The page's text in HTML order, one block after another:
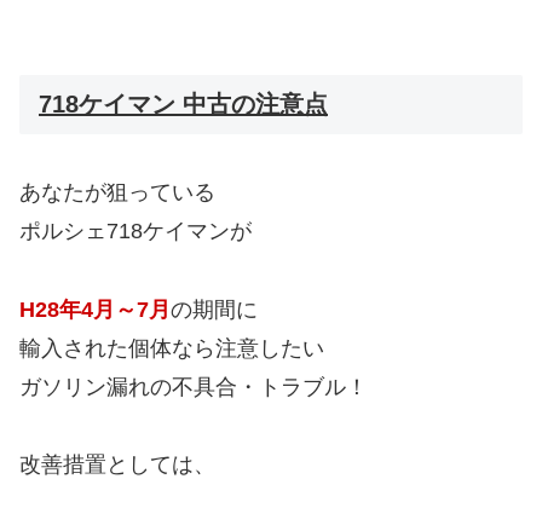
718ケイマン 中古の注意点
あなたが狙っている
ポルシェ718ケイマンが
H28年4月～7月 の期間に
輸入された個体なら注意したい
ガソリン漏れの不具合・トラブル！
改善措置としては、